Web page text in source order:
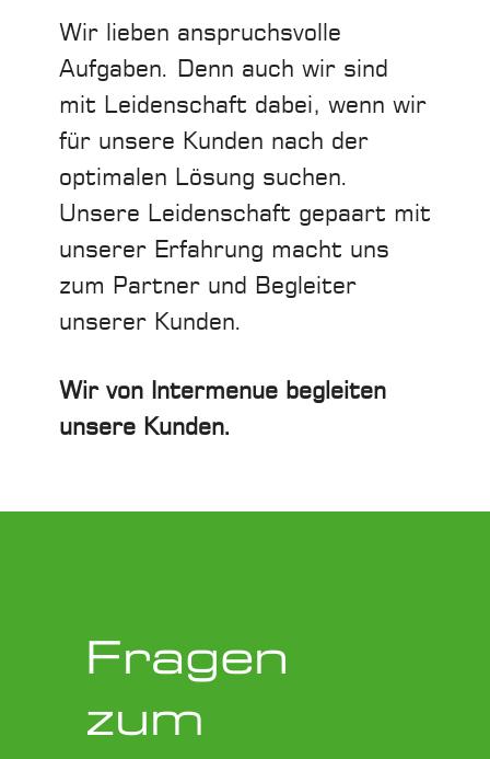
Wir lieben anspruchsvolle
Aufgaben. Denn auch wir sind
mit Leidenschaft dabei, wenn wir
für unsere Kunden nach der
optimalen Lösung suchen.
Unsere Leidenschaft gepaart mit
unserer Erfahrung macht uns
zum Partner und Begleiter
unserer Kunden.
Wir von Intermenue begleiten
unsere Kunden.
Fragen
zum